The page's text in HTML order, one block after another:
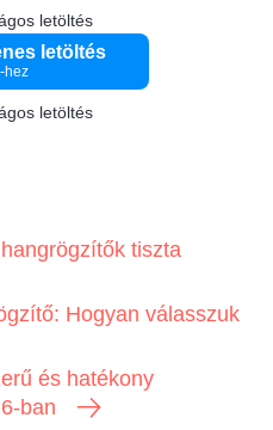
letöltés
letöltés
hez
letöltés
tiszta
Hogyan válasszuk
és hatékony
ban